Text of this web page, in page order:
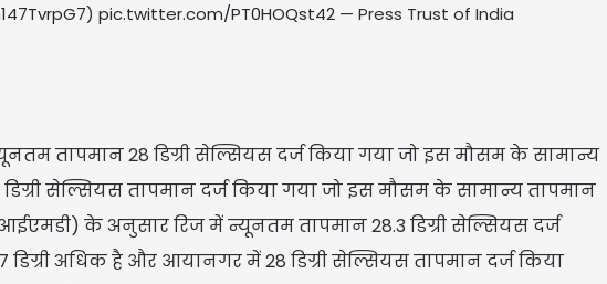
) pic.twitter.com/PT0HOQst42 — Press Trust of India
तापमान 28 डिग्री सेल्सियस दर्ज किया गया जो इस मौसम के सामान्य
सेल्सियस तापमान दर्ज किया गया जो इस मौसम के सामान्य तापमान
के अनुसार रिज में न्यूनतम तापमान 28.3 डिग्री सेल्सियस दर्ज
अधिक है और आयानगर में 28 डिग्री सेल्सियस तापमान दर्ज किया